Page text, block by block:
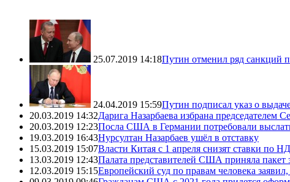
25.07.2019 14:18Путин отменил ряд санкций
24.04.2019 15:59Путин подписал указ о
20.03.2019 14:32Дарига Назарбаева избрана председателем
20.03.2019 12:23Посла США в Германии потребовали
19.03.2019 16:43Нурсултан Назарбаев ушёл в отставку
15.03.2019 15:07Власти Китая с 1 апреля снизят ставки по
13.03.2019 12:43Палата представителей США приняла пакет
12.03.2019 15:15Европейский суд по правам человека